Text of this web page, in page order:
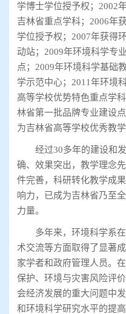
学博士学位授予权；2002
吉林省重点学科；2006年
学位授予权；2007年获得
动站；2009年环境科学专
点；2009年环境科学基础
学示范中心；2011年环境
高等学校优势特色重点学
林省第一批品牌专业建设
为吉林省高等学校优秀教学
经过30多年的建设和
确、效果突出，教学理念
件完善，科研转化教学成
响力，已成为吉林省乃至
力量。
多年来，环境科学系
术交流等方面取得了显著
家学者和政府管理人员。
保护、环境与灾害风险评
会经济发展的重大问题中
和环境科学研究水平的提